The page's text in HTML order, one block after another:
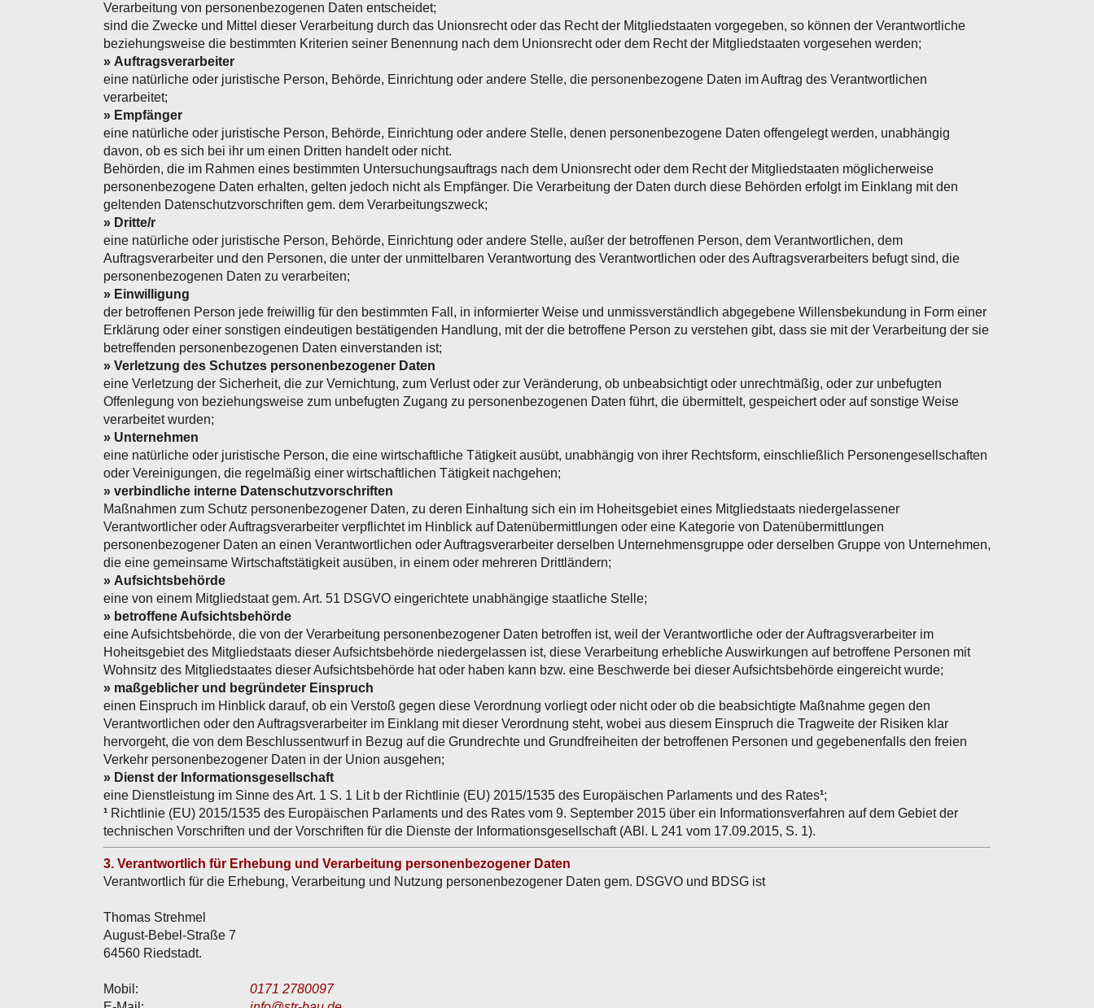
Verarbeitung von personenbezogenen Daten entscheidet;
sind die Zwecke und Mittel dieser Verarbeitung durch das Unionsrecht oder das Recht der Mitgliedstaaten vorgegeben, so können der Verantwortliche
beziehungsweise die bestimmten Kriterien seiner Benennung nach dem Unionsrecht oder dem Recht der Mitgliedstaaten vorgesehen werden;
» Auftragsverarbeiter
eine natürliche oder juristische Person, Behörde, Einrichtung oder andere Stelle, die personenbezogene Daten im Auftrag des Verantwortlichen
verarbeitet;
» Empfänger
eine natürliche oder juristische Person, Behörde, Einrichtung oder andere Stelle, denen personenbezogene Daten offengelegt werden, unabhängig
davon, ob es sich bei ihr um einen Dritten handelt oder nicht.
Behörden, die im Rahmen eines bestimmten Untersuchungsauftrags nach dem Unionsrecht oder dem Recht der Mitgliedstaaten möglicherweise
personenbezogene Daten erhalten, gelten jedoch nicht als Empfänger. Die Verarbeitung der Daten durch diese Behörden erfolgt im Einklang mit den
geltenden Datenschutzvorschriften gem. dem Verarbeitungszweck;
» Dritte/r
eine natürliche oder juristische Person, Behörde, Einrichtung oder andere Stelle, außer der betroffenen Person, dem Verantwortlichen, dem
Auftragsverarbeiter und den Personen, die unter der unmittelbaren Verantwortung des Verantwortlichen oder des Auftragsverarbeiters befugt sind, die
personenbezogenen Daten zu verarbeiten;
» Einwilligung
der betroffenen Person jede freiwillig für den bestimmten Fall, in informierter Weise und unmissverständlich abgegebene Willensbekundung in Form einer
Erklärung oder einer sonstigen eindeutigen bestätigenden Handlung, mit der die betroffene Person zu verstehen gibt, dass sie mit der Verarbeitung der sie
betreffenden personenbezogenen Daten einverstanden ist;
» Verletzung des Schutzes personenbezogener Daten
eine Verletzung der Sicherheit, die zur Vernichtung, zum Verlust oder zur Veränderung, ob unbeabsichtigt oder unrechtmäßig, oder zur unbefugten
Offenlegung von beziehungsweise zum unbefugten Zugang zu personenbezogenen Daten führt, die übermittelt, gespeichert oder auf sonstige Weise
verarbeitet wurden;
» Unternehmen
eine natürliche oder juristische Person, die eine wirtschaftliche Tätigkeit ausübt, unabhängig von ihrer Rechtsform, einschließlich Personengesellschaften
oder Vereinigungen, die regelmäßig einer wirtschaftlichen Tätigkeit nachgehen;
» verbindliche interne Datenschutzvorschriften
Maßnahmen zum Schutz personenbezogener Daten, zu deren Einhaltung sich ein im Hoheitsgebiet eines Mitgliedstaats niedergelassener
Verantwortlicher oder Auftragsverarbeiter verpflichtet im Hinblick auf Datenübermittlungen oder eine Kategorie von Datenübermittlungen
personenbezogener Daten an einen Verantwortlichen oder Auftragsverarbeiter derselben Unternehmensgruppe oder derselben Gruppe von Unternehmen,
die eine gemeinsame Wirtschaftstätigkeit ausüben, in einem oder mehreren Drittländern;
» Aufsichtsbehörde
eine von einem Mitgliedstaat gem. Art. 51 DSGVO eingerichtete unabhängige staatliche Stelle;
» betroffene Aufsichtsbehörde
eine Aufsichtsbehörde, die von der Verarbeitung personenbezogener Daten betroffen ist, weil der Verantwortliche oder der Auftragsverarbeiter im
Hoheitsgebiet des Mitgliedstaats dieser Aufsichtsbehörde niedergelassen ist, diese Verarbeitung erhebliche Auswirkungen auf betroffene Personen mit
Wohnsitz des Mitgliedstaates dieser Aufsichtsbehörde hat oder haben kann bzw. eine Beschwerde bei dieser Aufsichtsbehörde eingereicht wurde;
» maßgeblicher und begründeter Einspruch
einen Einspruch im Hinblick darauf, ob ein Verstoß gegen diese Verordnung vorliegt oder nicht oder ob die beabsichtigte Maßnahme gegen den
Verantwortlichen oder den Auftragsverarbeiter im Einklang mit dieser Verordnung steht, wobei aus diesem Einspruch die Tragweite der Risiken klar
hervorgeht, die von dem Beschlussentwurf in Bezug auf die Grundrechte und Grundfreiheiten der betroffenen Personen und gegebenenfalls den freien
Verkehr personenbezogener Daten in der Union ausgehen;
» Dienst der Informationsgesellschaft
eine Dienstleistung im Sinne des Art. 1 S. 1 Lit b der Richtlinie (EU) 2015/1535 des Europäischen Parlaments und des Rates¹;
¹ Richtlinie (EU) 2015/1535 des Europäischen Parlaments und des Rates vom 9. September 2015 über ein Informationsverfahren auf dem Gebiet der
technischen Vorschriften und der Vorschriften für die Dienste der Informationsgesellschaft (ABl. L 241 vom 17.09.2015, S. 1).
3. Verantwortlich für Erhebung und Verarbeitung personenbezogener Daten
Verantwortlich für die Erhebung, Verarbeitung und Nutzung personenbezogener Daten gem. DSGVO und BDSG ist
Thomas Strehmel
August-Bebel-Straße 7
64560 Riedstadt.
Mobil:
0171 2780097